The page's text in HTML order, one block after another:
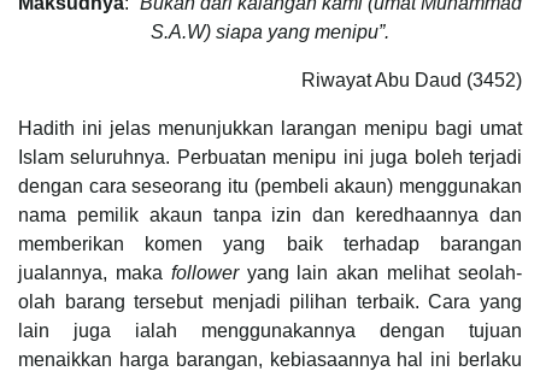
S.A.W) siapa yang menipu”.
Riwayat Abu Daud (3452)
Hadith ini jelas menunjukkan larangan menipu bagi umat
Islam seluruhnya. Perbuatan menipu ini juga boleh terjadi
dengan cara seseorang itu (pembeli akaun) menggunakan
nama pemilik akaun tanpa izin dan keredhaannya dan
memberikan komen yang baik terhadap barangan
jualannya, maka followeryang lain akan melihat seolah-
olah barang tersebut menjadi pilihan terbaik. Cara yang
lain juga ialah menggunakannya dengan tujuan
menaikkan harga barangan, kebiasaannya hal ini berlaku